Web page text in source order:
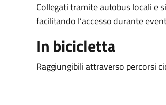
Collegati tramite autobus locali e
facilitando l’accesso durante
In bicicletta
Raggiungibili attraverso percorsi